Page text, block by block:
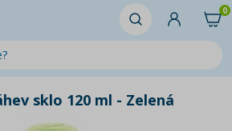
0
sklo 120 ml - Zelená